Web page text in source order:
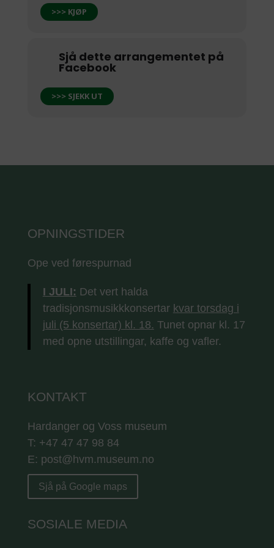
>>> KJØP
Sjå dette arrangementet på
Facebook
>>> SJEKK UT
OPNINGSTIDER
Ope ved førespurnad
I JULI: Det vert halda
tradisjonsmusikkkonsertar kvar torsdag i
juli (5 konsertar) kl. 18. Tunet opnar kl. 17
med opne utstillingar, kaffe og vafler.
KONTAKT
Hardanger og Voss museum
T: +47 47 47 98 84
E: post@hvm.museum.no
Sjå på Google maps
SOSIALE MEDIA